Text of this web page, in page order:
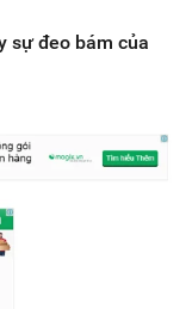
sự đeo bám của